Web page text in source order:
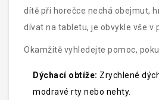
dítě při horečce nechá obejmut,
dívat na tabletu, je obvykle vše v
však pláčivé, neklidné a nelze ho
Okamžitě vyhledejte pomoc,
Dýchací obtíže: Zrychlené
modravé rty nebo nehty.